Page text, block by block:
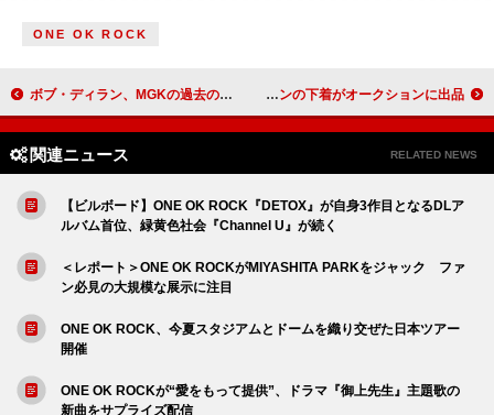
ONE OK ROCK
ボブ・ディラン、MGKの過去のインストア・ライブ映像をインスタに投稿しファンを困惑させる!? 故カート・コバーンの髪の毛や故GGアリンの下着がオークションに出品
関連ニュース RELATED NEWS
【ビルボード】ONE OK ROCK『DETOX』が自身3作目となるDLア
ルバム首位、緑黄色社会『Channel U』が続く
＜レポート＞ONE OK ROCKがMIYASHITA PARKをジャック ファ
ン必見の大規模な展示に注目
ONE OK ROCK、今夏スタジアムとドームを織り交ぜた日本ツアー
開催
ONE OK ROCKが“愛をもって提供”、ドラマ『御上先生』主題歌の
新曲をサプライズ配信